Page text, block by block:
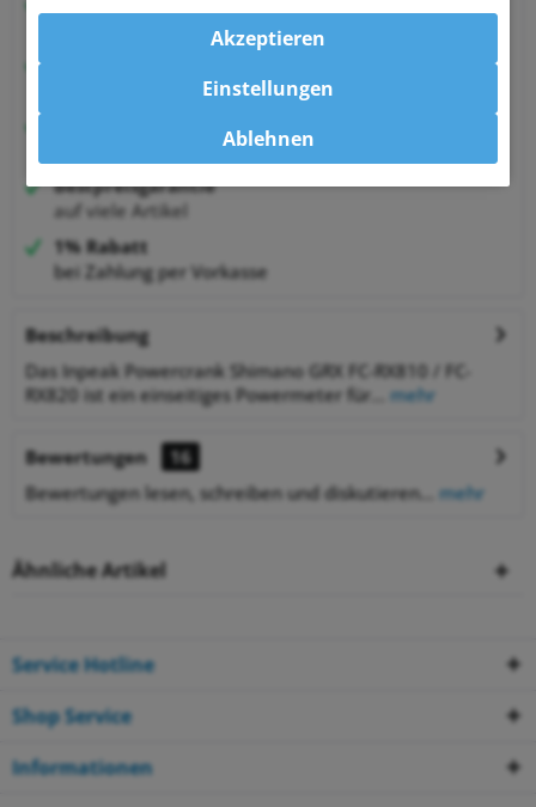
von Sportlern für Sportler
99,6% zufriedene Kunden bei Shopauskunft.de
30 Tage Money-Back-Garantie
Bestpreisgarantie
auf viele Artikel
1% Rabatt
bei Zahlung per Vorkasse
Beschreibung
Das Inpeak Powercrank Shimano GRX FC-RX810 / FC-
RX820 ist ein einseitiges Powermeter für...
mehr
Bewertungen
16
Bewertungen lesen, schreiben und diskutieren...
mehr
Ähnliche Artikel
Service Hotline
Shop Service
Informationen
Ablehnen
Akzeptieren
Einstellungen